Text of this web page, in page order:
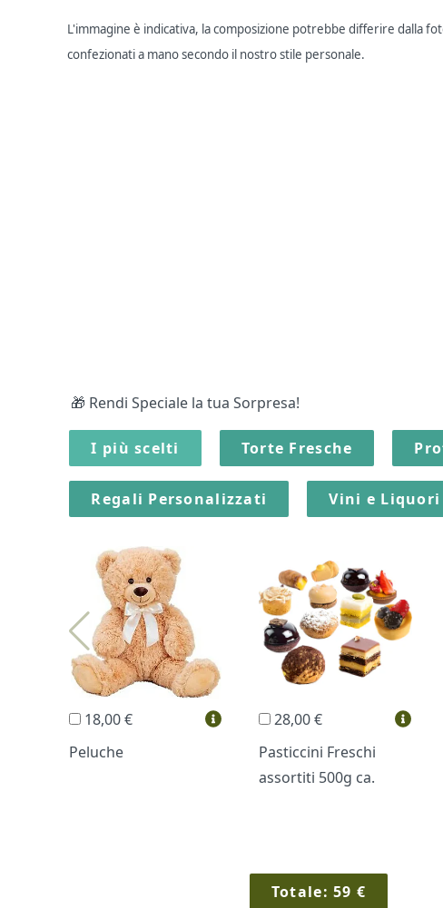
L'immagine è indicativa, la composizione potrebbe differire dalla
confezionati a mano secondo il nostro stile personale.
🎁 Rendi Speciale la tua Sorpresa!
I più scelti Torte Fresche
Regali Personalizzati Vini e Liquori
18,00 €
Peluche
28,00 €
Pasticcini Freschi
assortiti 500g ca.
Totale:59 €